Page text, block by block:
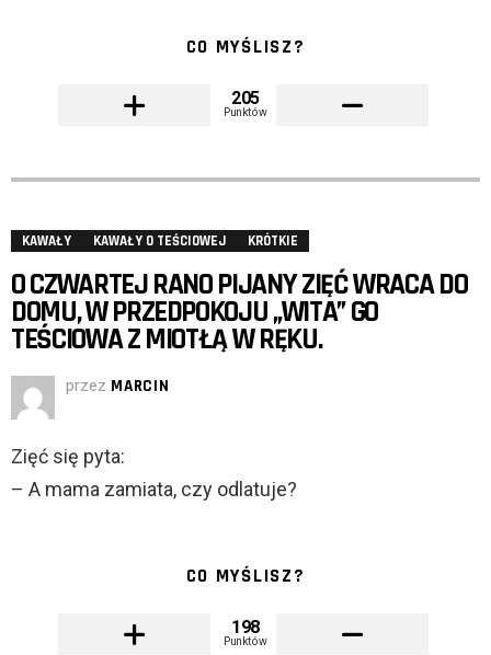
CO MYŚLISZ?
205
Punktów
KAWAŁY KAWAŁY O TEŚCIOWEJ KRÓTKIE
O CZWARTEJ RANO PIJANY ZIĘĆ WRACA DO
DOMU, W PRZEDPOKOJU „WITA” GO
TEŚCIOWA Z MIOTŁĄ W RĘKU.
przez MARCIN
Zięć się pyta:
– A mama zamiata, czy odlatuje?
CO MYŚLISZ?
198
Punktów